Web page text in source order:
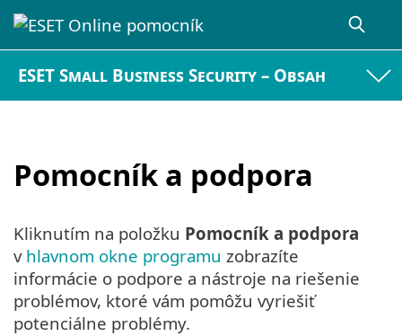
ESET Small Business Security – Obsah
Pomocník a podpora
Kliknutím na položku Pomocník a podpora
v hlavnom okne programu zobrazíte
informácie o podpore a nástroje na riešenie
problémov, ktoré vám pomôžu vyriešiť
potenciálne problémy.